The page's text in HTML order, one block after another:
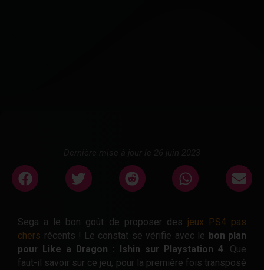
Sega a le bon goût de proposer des jeux PS4 pas
chers récents ! Le constat se vérifie avec le bon plan
pour Like a Dragon : Ishin sur Playstation 4. Que
faut-il savoir sur ce jeu, pour la première fois transposé